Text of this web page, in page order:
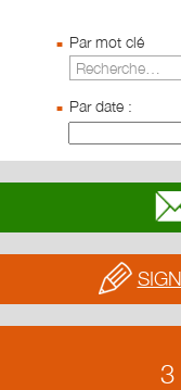
Par mot clé
Par date :
3